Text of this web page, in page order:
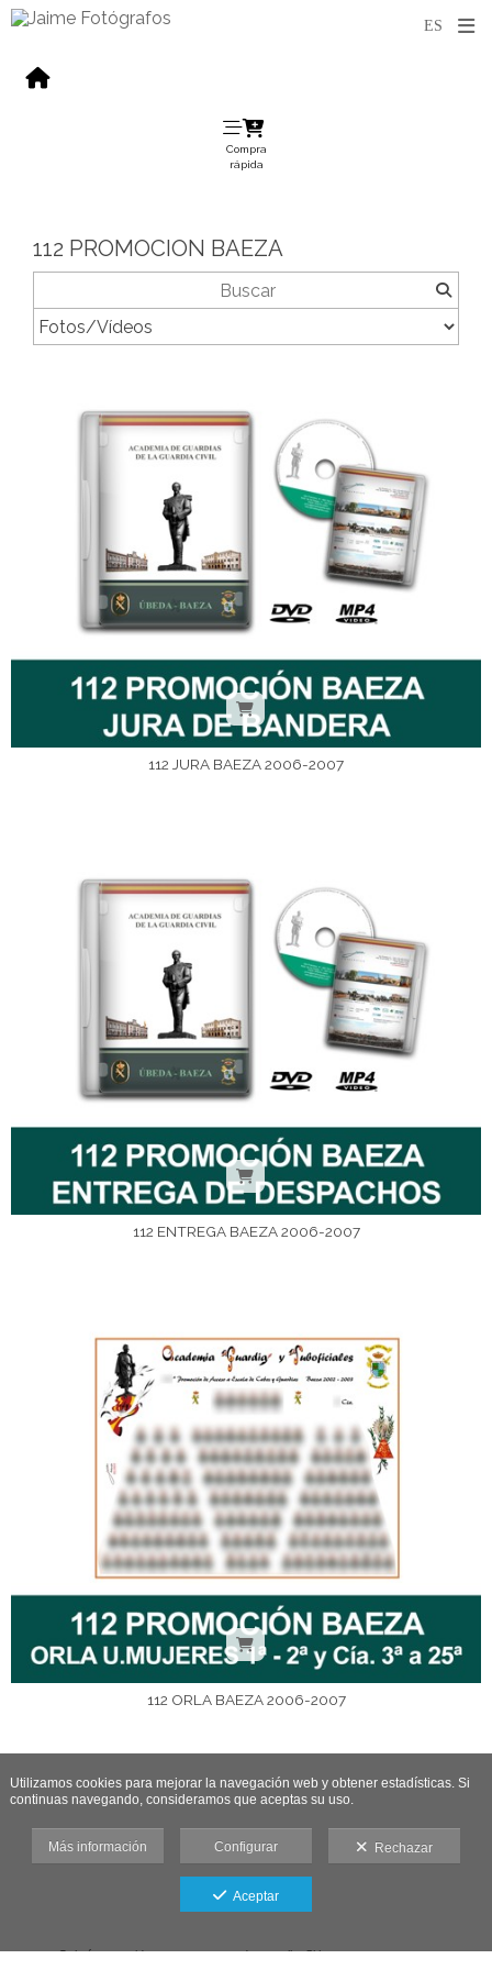
Compra
rápida
112 PROMOCION BAEZA
112 JURA BAEZA 2006-2007
112 ENTREGA BAEZA 2006-2007
112 ORLA BAEZA 2006-2007
Utilizamos cookies para mejorar la navegación web y obtener estadísticas. Si
continuas navegando, consideramos que aceptas su uso.
Más información Configurar Rechazar
Aceptar
Galería protegida contra capturas de pantalla: Si haces una captura se